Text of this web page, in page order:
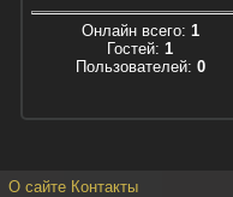
Онлайн всего: 1
Гостей: 1
Пользователей: 0
О сайте Контакты